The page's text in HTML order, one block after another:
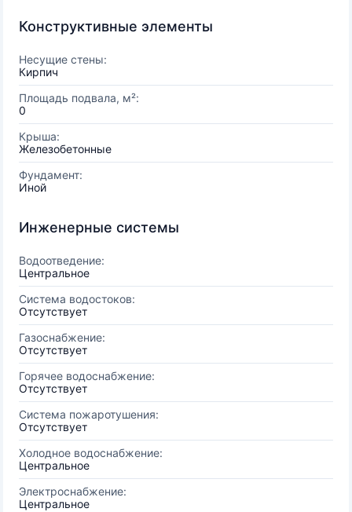
Конструктивные элементы
Несущие стены:
Кирпич
Площадь подвала, м²:
0
Крыша:
Железобетонные
Фундамент:
Иной
Инженерные системы
Водоотведение:
Центральное
Система водостоков:
Отсутствует
Газоснабжение:
Отсутствует
Горячее водоснабжение:
Отсутствует
Система пожаротушения:
Отсутствует
Холодное водоснабжение:
Центральное
Электроснабжение:
Центральное